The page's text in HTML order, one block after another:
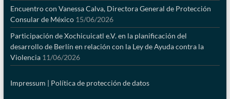
Encuentro con Vanessa Calva, Directora General de Protección
Consular de México 15/06/2026
Participación de Xochicuicatl e.V. en la planificación del
desarrollo de Berlín en relación con la Ley de Ayuda contra la
Violencia 11/06/2026
Impressum | Política de protección de datos